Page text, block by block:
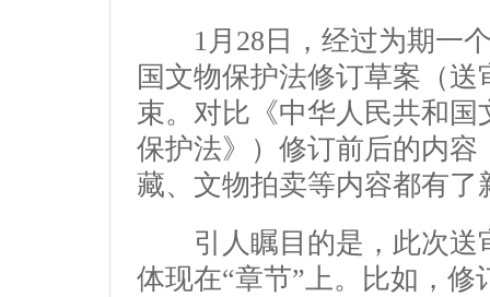
1月28日，经过为期一个
国文物保护法修订草案（
束。对比《中华人民共和
保护法》）修订前后的内
藏、文物拍卖等内容都有了
引人瞩目的是，此次送
体现在“章节”上。比如，